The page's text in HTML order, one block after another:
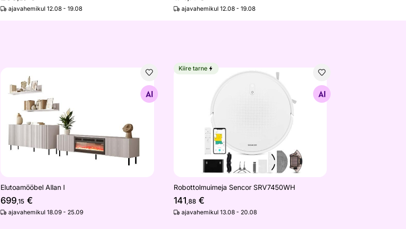
ajavahemikul 12.08 - 19.08 ajavahemikul 12.08 - 19.08
Elutoamööbel Allan I
Elutoamööbel Allan I
699,15 €
ajavahemikul 18.09 - 25.09
Robottolmuimeja Sencor SRV7450WH
Otsi sarnaseid
Kiire tarne
Robottolmuimeja Sencor SRV7450WH
141,88€
ajavahemikul 13.08 - 20.08